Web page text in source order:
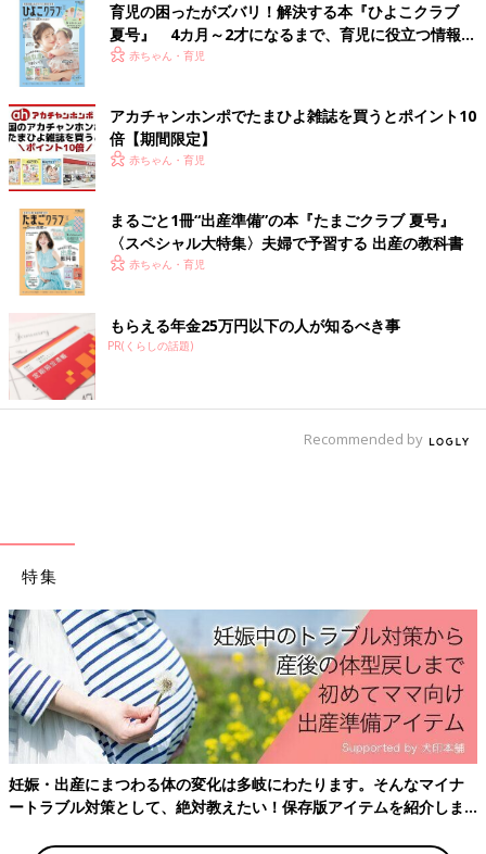
談。そこで、ITジャーナリストの高橋暁子さんに、AIに相談する
際のおすすめの使い方と注意点について教えていただきました。
AIはハルシネーションといって、事実と異なることをもっともら
しく回答することがよくあります。永久に変わらないことについ
ては比較的得意ですが、最新の情報、最近変更されたことなどに
ついては、間違うことが多くなります。
医療、制度や法律など、専門知識が必要だったり、頻繁に変わっ
たりするものは、AIにとって不得意分野です。インターネット上
の情報も、医師などの監修が入っていない場合は、古いものや誤
っている情報も多く見られます。
とくに健康・医療関係など鵜呑みにすると健康に実害があるよう
なことは、AIやインターネット上の回答をそのまま信じてはいけ
ません。必ず医師や相談機関などに相談するようにしましょう。
現在、AIを相談相手にする人が増えています。24時間いつでも何
す。
ただ愚痴を聞いてほしいとか、子どもへの言葉かけの仕方などに
ついての相談をするのは向いています。けれども、もし私が今、
乳幼児を育てていたら、健康・医療情報などは厚生労働省や病院
など、制度や法律などは自治体や国などの信頼できる情報から調
べると思います。
子どもの具合が悪くて心配なら、『#7119』なども利用したでし
ょう。近所の遊び場やお店などの情報は、SNSやネットの口コミ
育児の困ったがズバリ！解決する本『ひよこクラブ
夏号』 4カ月～2才になるまで、育児に役立つ情報が
いっぱい！
赤ちゃん・育児
アカチャンホンポでたまひよ雑誌を買うとポイント10
倍【期間限定】
赤ちゃん・育児
まるごと1冊“出産準備”の本『たまごクラブ 夏号』
〈スペシャル大特集〉夫婦で予習する 出産の教科書
赤ちゃん・育児
もらえる年金25万円以下の人が知るべき事
PR(くらしの話題)
Recommended by
特集
妊娠・出産にまつわる体の変化は多岐にわたります。そんなマイナ
ートラブル対策として、絶対教えたい！保存版アイテムを紹介しま